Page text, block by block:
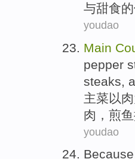
与甜食的
youdao
Main
pepper
steaks
主菜以
肉 ， 煎鱼
youdao
Because